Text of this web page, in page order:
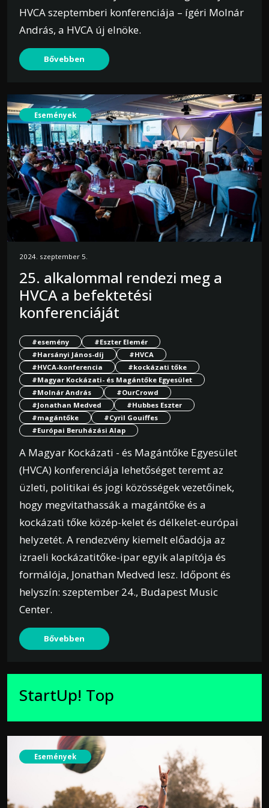
HVCA szeptemberi konferenciája – ígéri Molnár
András, a HVCA új elnöke.
Bővebben
Események
2024. szeptember 5.
25. alkalommal rendezi meg a
HVCA a befektetési
konferenciáját
#esemény
#Eszter Elemér
#Harsányi János-díj
#HVCA
#HVCA-konferencia
#kockázati tőke
#Magyar Kockázati- és Magántőke Egyesület
#Molnár András
#OurCrowd
#Jonathan Medved
#Hubbes Eszter
#magántőke
#Cyril Gouiffes
#Európai Beruházási Alap
A Magyar Kockázati - és Magántőke Egyesület
(HVCA) konferenciája lehetőséget teremt az
üzleti, politikai és jogi közösségek vezetőinek,
hogy megvitathassák a magántőke és a
kockázati tőke közép-kelet és délkelet-európai
helyzetét. A rendezvény kiemelt előadója az
izraeli kockázatitőke-ipar egyik alapítója és
formálója, Jonathan Medved lesz. Időpont és
helyszín: szeptember 24., Budapest Music
Center.
Bővebben
StartUp! Top
Események